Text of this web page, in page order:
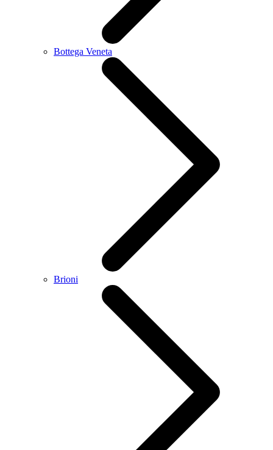
Bottega Veneta
Brioni